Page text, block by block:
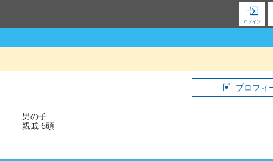
ログイン
男の子
親戚 6頭
プロフィ